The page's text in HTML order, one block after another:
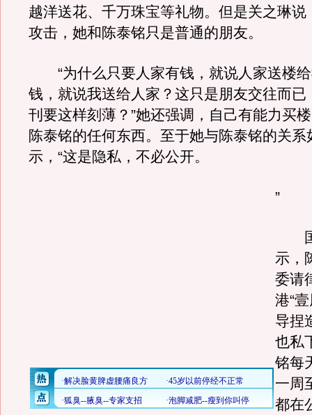
越洋送花、千万珠宝等礼物。但是关之琳说
攻击，她和陈泰铭只是普通的朋友。
“为什么只要人家有钱，就说人家送楼给
钱，就说我送给人家？这只是朋友交往而已
刊要这样刻薄？”她还强调，自己有能力买
陈泰铭的任何东西。至于她与陈泰铭的关系
示，“这是隐私，不必公开。
”
国
示，
委请
港“
导捏
也私
铭每
一周
都在